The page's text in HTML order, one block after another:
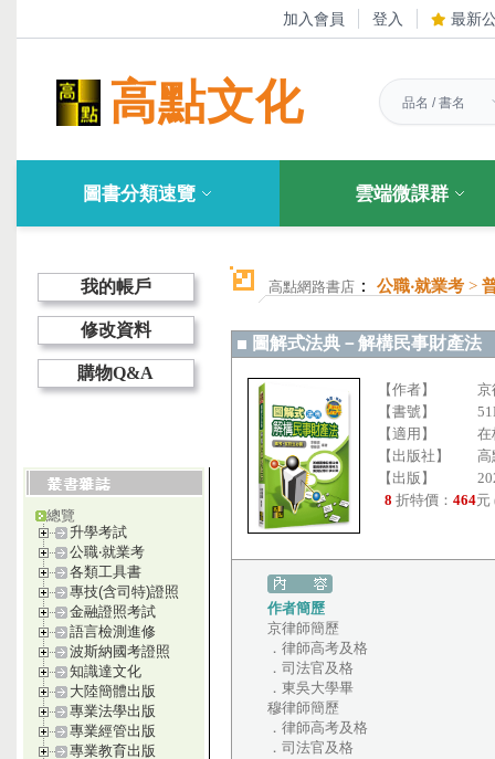
加入會員 登入 最新
高點文化
圖書分類速覽 雲端微課群
我的帳戶
修改資料
購物Q&A
總覽
升學考試
公職‧就業考
各類工具書
專技(含司特)證照
金融證照考試
語言檢測進修
波斯納國考證照
知識達文化
大陸簡體出版
專業法學出版
專業經管出版
專業教育出版
高點網路書店 ： 公職‧就業考 >
圖解式法典－解構民事財產法
【作者】
【書號】
【適用】
在
【出版社】
高
【出版】
8 折特價： 464元
作者簡歷
京律師簡歷
．律師高考及格
．司法官及格
．東吳大學畢
穆律師簡歷
．律師高考及格
．司法官及格